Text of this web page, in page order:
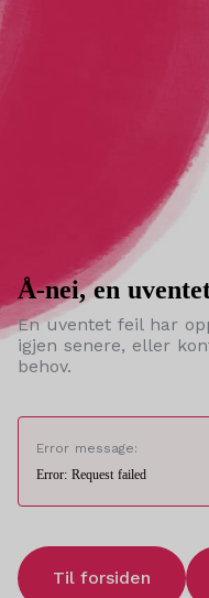
Å-nei, en
En uventet feil har
igjen senere, eller
behov.
Error message:
Error: Request failed
Til forsiden